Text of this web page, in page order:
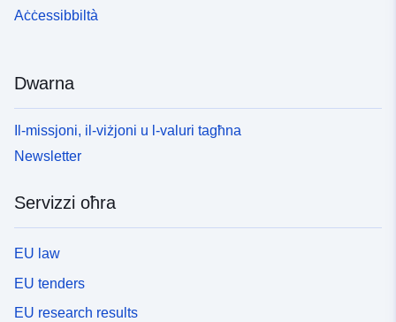
Aċċessibbiltà
Dwarna
Il-missjoni, il-viżjoni u l-valuri tagħna
Newsletter
Servizzi oħra
EU law
EU tenders
EU research results